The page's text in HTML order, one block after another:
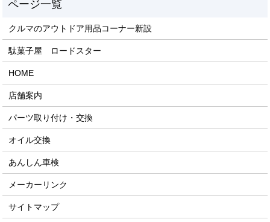
クルマのアウトドア用品コーナー新設
駄菓子屋 ロードスター
HOME
店舗案内
パーツ取り付け・交換
オイル交換
あんしん車検
メーカーリンク
サイトマップ